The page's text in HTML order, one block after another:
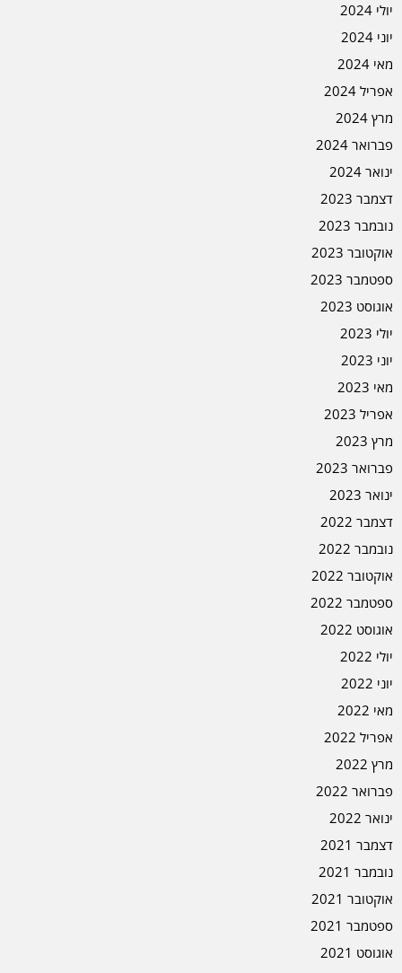
יולי 2024
יוני 2024
מאי 2024
אפריל 2024
מרץ 2024
פברואר 2024
ינואר 2024
דצמבר 2023
נובמבר 2023
אוקטובר 2023
ספטמבר 2023
אוגוסט 2023
יולי 2023
יוני 2023
מאי 2023
אפריל 2023
מרץ 2023
פברואר 2023
ינואר 2023
דצמבר 2022
נובמבר 2022
אוקטובר 2022
ספטמבר 2022
אוגוסט 2022
יולי 2022
יוני 2022
מאי 2022
אפריל 2022
מרץ 2022
פברואר 2022
ינואר 2022
דצמבר 2021
נובמבר 2021
אוקטובר 2021
ספטמבר 2021
אוגוסט 2021